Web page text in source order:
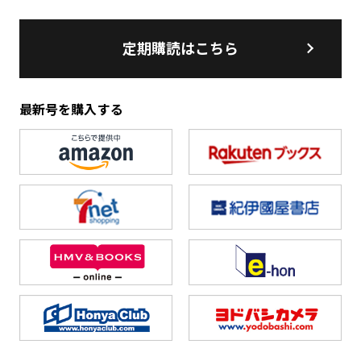
定期購読はこちら
最新号を購入する